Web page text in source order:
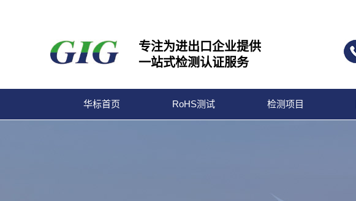
专注为进出口企业提供
一站式检测认证服务
华标首页 RoHS测试 检测项目